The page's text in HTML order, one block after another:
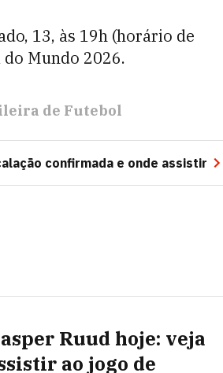
13, às 19h (horário de
do Mundo 2026.
de Futebol
confirmada e onde assistir
Ruud hoje: veja
ao jogo de